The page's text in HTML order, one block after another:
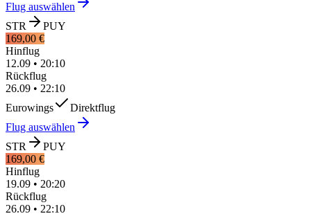
Flug auswählen
STR
PUY
169,00 €
Hinflug
12.09 • 20:10
Rückflug
26.09 • 22:10
Eurowings
Direktflug
Flug auswählen
STR
PUY
169,00 €
Hinflug
19.09 • 20:20
Rückflug
26.09 • 22:10